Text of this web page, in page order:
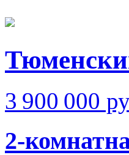
3 900 000
2-